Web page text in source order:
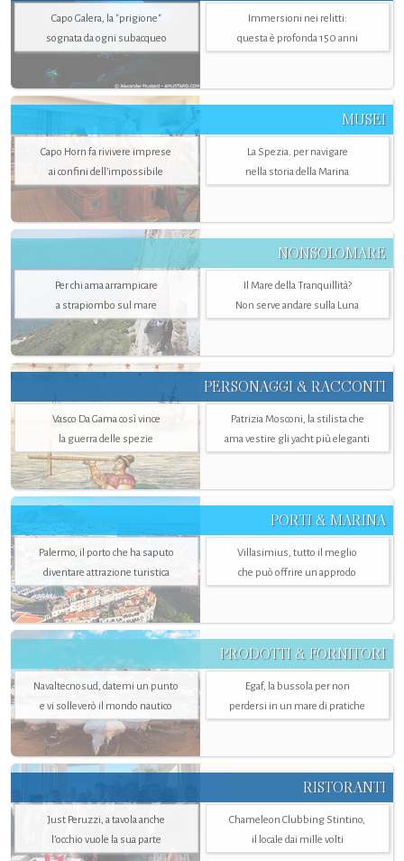
Capo Galera, la "prigione"
sognata da ogni subacqueo
Immersioni nei relitti:
questa è profonda 150 anni
MUSEI
Capo Horn fa rivivere imprese
ai confini dell’impossibile
La Spezia. per navigare
nella storia della Marina
NONSOLOMARE
Per chi ama arrampicare
a strapiombo sul mare
Il Mare della Tranquillità?
Non serve andare sulla Luna
PERSONAGGI & RACCONTI
Vasco Da Gama così vince
la guerra delle spezie
Patrizia Mosconi, la stilista che
ama vestire gli yacht più eleganti
PORTI & MARINA
Palermo, il porto che ha saputo
diventare attrazione turistica
Villasimius, tutto il meglio
che può offrire un approdo
PRODOTTI & FORNITORI
Navaltecnosud, datemi un punto
e vi solleverò il mondo nautico
Egaf, la bussola per non
perdersi in un mare di pratiche
RISTORANTI
Just Peruzzi, a tavola anche
l’occhio vuole la sua parte
Chameleon Clubbing Stintino,
il locale dai mille volti